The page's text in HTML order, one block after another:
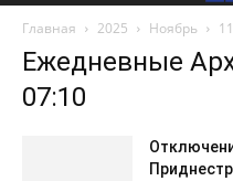
Главная 2025 Ноябрь 11
Ежедневные
07:10